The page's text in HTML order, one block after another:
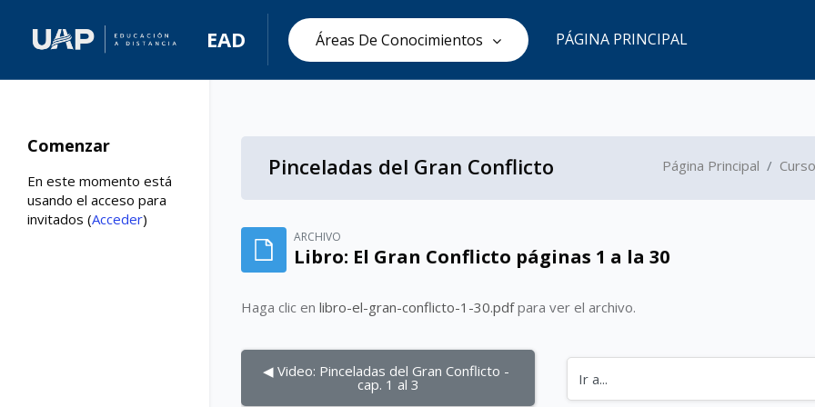
EAD Áreas De Conocimientos PÁGINA PRINCIPAL
Comenzar
En este momento está
usando el acceso para
invitados (Acceder)
Pinceladas del Gran Conflicto Página Principal
Salta al contenido principal
ARCHIVO
Libro: El Gran Conflicto páginas 1 a la 30
Haga clic en libro-el-gran-conflicto-1-30.pdfpara ver el archivo.
◀︎ Video: Pinceladas del Gran Conflicto -
cap. 1 al 3 Ir a...